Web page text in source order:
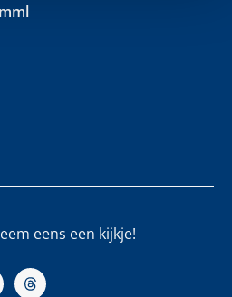
eens een kijkje!